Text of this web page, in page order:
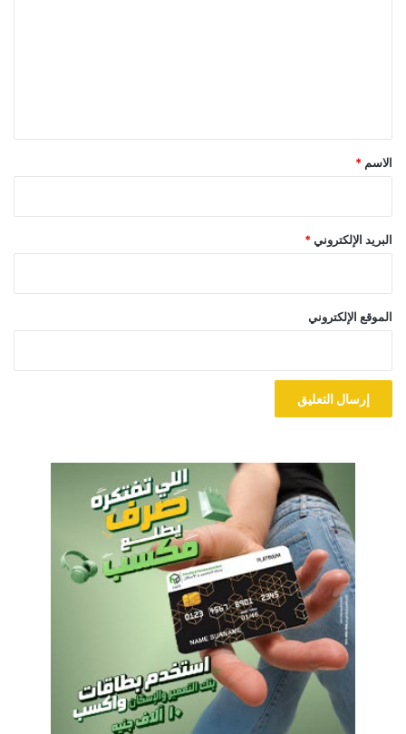
*
الاسم *
البريد الإلكتروني *
الموقع الإلكتروني